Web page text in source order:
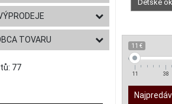
TOVARU
77
Detské
11 €
11 38